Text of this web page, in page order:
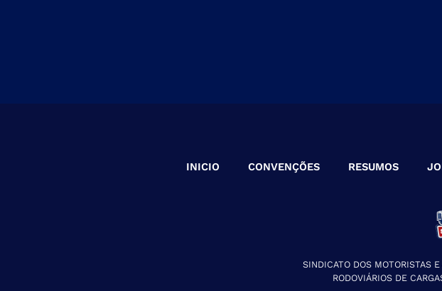
INICIO CONVENÇÕES RESUMOS
SINDICATO DOS MOTORISTAS
RODOVIÁRIOS DE